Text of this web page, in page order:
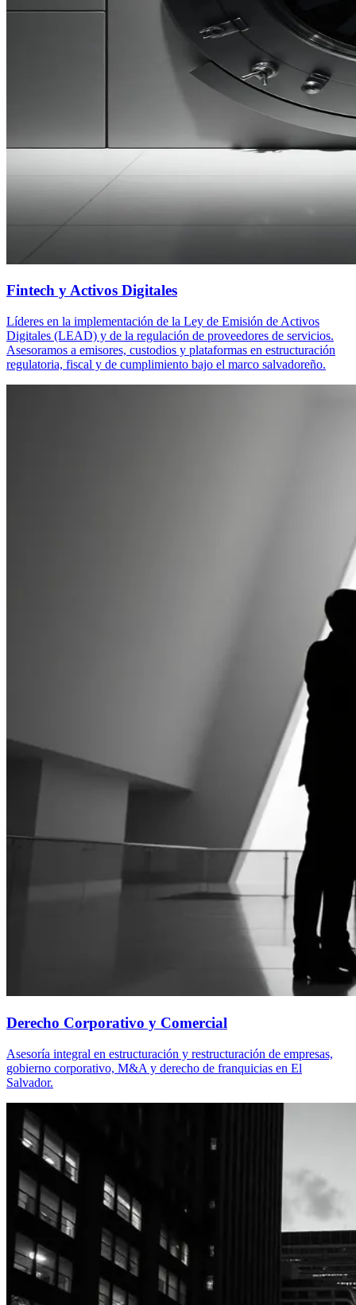
Fintech y Activos Digitales
Líderes en la implementación de la Ley de Emisión de Activos
Digitales (LEAD) y de la regulación de proveedores de servicios.
Asesoramos a emisores, custodios y plataformas en estructuración
regulatoria, fiscal y de cumplimiento bajo el marco salvadoreño.
Derecho Corporativo y Comercial
Asesoría integral en estructuración y restructuración de empresas,
gobierno corporativo, M&A y derecho de franquicias en El
Salvador.